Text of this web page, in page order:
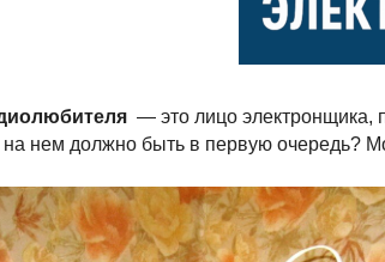
— это лицо электронщика,
нем должно быть в первую очередь?